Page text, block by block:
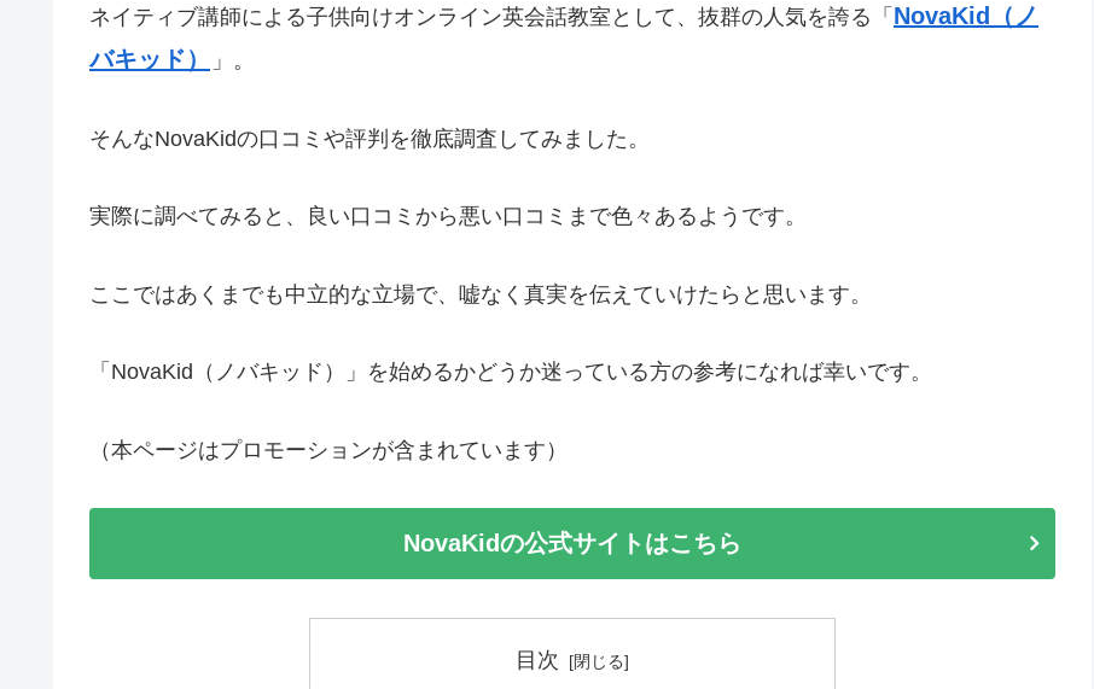
ネイティブ講師による子供向けオンライン英会話教室として、抜群の人気を誇る「 NovaKid（ノ
バキッド）
」。
そんなNovaKidの口コミや評判を徹底調査してみました。
実際に調べてみると、良い口コミから悪い口コミまで色々あるようです。
ここではあくまでも中立的な立場で、嘘なく真実を伝えていけたらと思います。
「NovaKid（ノバキッド）」を始めるかどうか迷っている方の参考になれば幸いです。
（本ページはプロモーションが含まれています）
NovaKidの公式サイトはこちら
目次